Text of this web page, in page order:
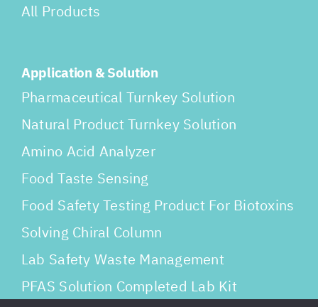
All Products
Application & Solution
Pharmaceutical Turnkey Solution
Natural Product Turnkey Solution
Amino Acid Analyzer
Food Taste Sensing
Food Safety Testing Product For Biotoxins
Solving Chiral Column
Lab Safety Waste Management
PFAS Solution Completed Lab Kit